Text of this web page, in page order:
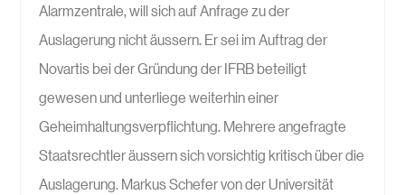
Alarmzentrale, will sich auf Anfrage zu der
Auslagerung nicht äussern. Er sei im Auftrag der
Novartis bei der Gründung der IFRB beteiligt
gewesen und unterliege weiterhin einer
Geheimhaltungsverpflichtung. Mehrere angefragte
Staatsrechtler äussern sich vorsichtig kritisch über die
Auslagerung. Markus Schefer von der Universität